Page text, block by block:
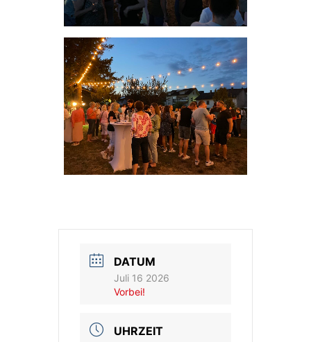
DATUM
Juli 16 2026
Vorbei!
UHRZEIT